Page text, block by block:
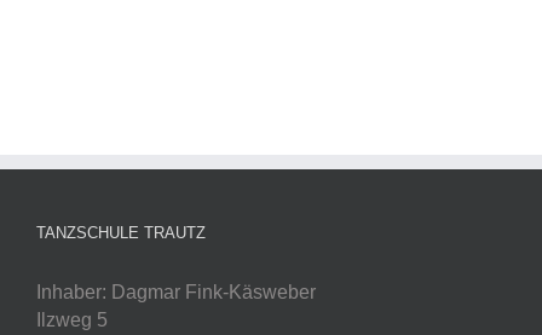
TANZSCHULE TRAUTZ
Inhaber: Dagmar Fink-Käsweber
Ilzweg 5